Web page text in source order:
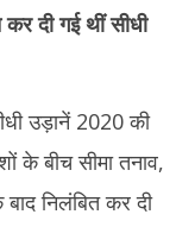
दी गई थीं सीधी
उड़ानें 2020 की
के बीच सीमा तनाव,
निलंबित कर दी